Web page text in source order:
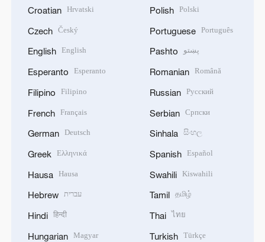
Croatian Hrvatski
Czech Český
English English
Esperanto Esperanto
Filipino Filipino
French Français
German Deutsch
Greek Ελληνικά
Hausa Hausa
Hebrew עברית
Hindi हिन्दी
Hungarian Magyar
Polish Polski
Portuguese Português
Pashto پښتو
Romanian Română
Russian Русский
Serbian Српски
Sinhala සිංහල
Spanish Español
Swahili Kiswahili
Tamil தமிழ்
Thai ไทย
Turkish Türkçe